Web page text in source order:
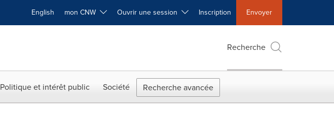
English mon CNW Ouvrir une session Inscription Envoyer
Recherche
Politique et intérêt public Société Recherche avancée